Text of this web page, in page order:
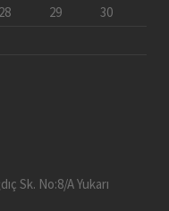
28 29
30
Sk. No:8/A Yukarı